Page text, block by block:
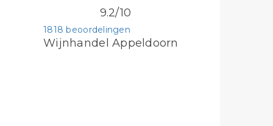
Wijnhandel Appeldoorn
1818 beoordelingen
9.2/10